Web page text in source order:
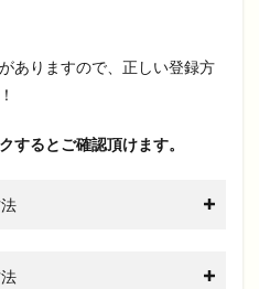
ありますので、正しい登録方
するとご確認頂けます。